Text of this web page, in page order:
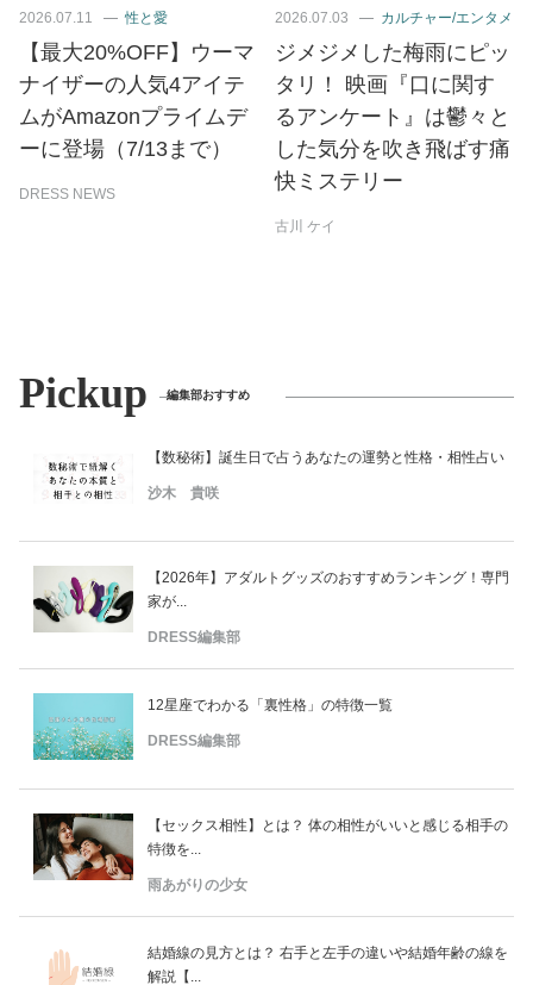
2026.07.11 性と愛
【最大20%OFF】ウーマ
ナイザーの人気4アイテ
ムがAmazonプライムデ
ーに登場（7/13まで）
DRESS NEWS
2026.07.03 カルチャー/エンタメ
ジメジメした梅雨にピッ
タリ！ 映画『口に関す
るアンケート』は鬱々と
した気分を吹き飛ばす痛
快ミステリー
古川 ケイ
Pickup 編集部おすすめ
【数秘術】誕生日で占うあなたの運勢と性格・相性占い
沙木 貴咲
【2026年】アダルトグッズのおすすめランキング！専門
家が...
DRESS編集部
12星座でわかる「裏性格」の特徴一覧
DRESS編集部
【セックス相性】とは？ 体の相性がいいと感じる相手の
特徴を...
雨あがりの少女
結婚線の見方とは？ 右手と左手の違いや結婚年齢の線を
解説【...